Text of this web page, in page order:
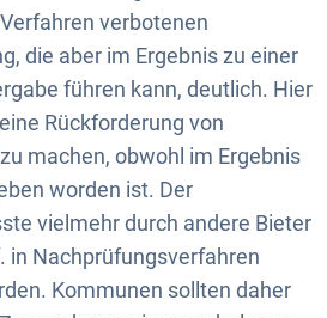
verbotenen
die aber im Ergebnis zu einer
führen kann, deutlich. Hier
Rückforderung von
machen, obwohl im Ergebnis
worden ist. Der
vielmehr durch andere Bieter
in Nachprüfungsverfahren
Kommunen sollten daher